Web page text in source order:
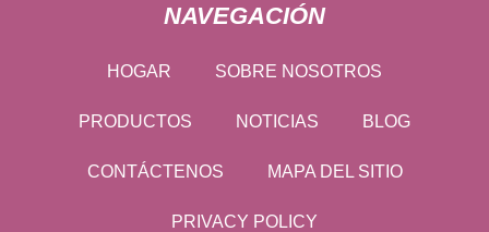
NAVEGACIÓN
HOGAR SOBRE NOSOTROS
PRODUCTOS NOTICIAS BLOG
CONTÁCTENOS MAPA DEL SITIO
PRIVACY POLICY